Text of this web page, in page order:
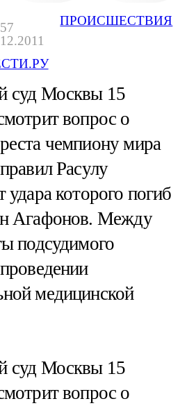
ПРОИСШЕСТВИЯ
суд Москвы 15
вопрос о
чемпиону мира
Расулу
удара которого погиб
Агафонов. Между
подсудимого
медицинской
суд Москвы 15
вопрос о